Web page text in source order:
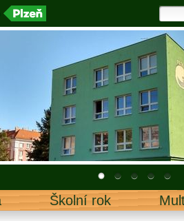
Školní rok